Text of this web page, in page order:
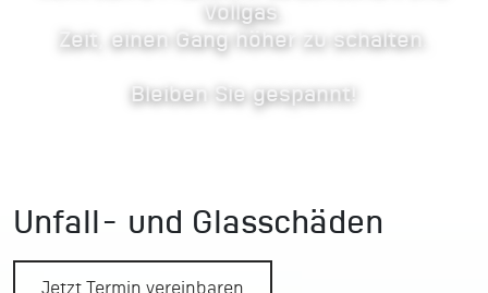
Vollgas.
Zeit, einen Gang höher zu schalten.
Bleiben Sie gespannt!
Unfall- und Glasschäden
Jetzt Termin vereinbaren